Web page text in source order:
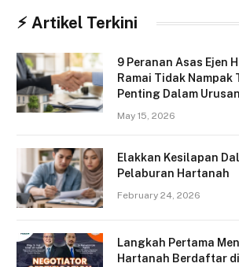
⚡︎ Artikel Terkini
9 Peranan Asas Ejen
Ramai Tidak Nampak
Penting Dalam
May 15, 2026
Elakkan Kesilapan
Pelaburan Hartanah
February 24, 2026
Langkah Pertama
Hartanah Berdaftar